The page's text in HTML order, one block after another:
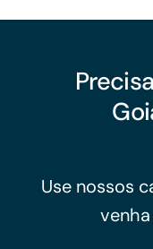
Use nossos